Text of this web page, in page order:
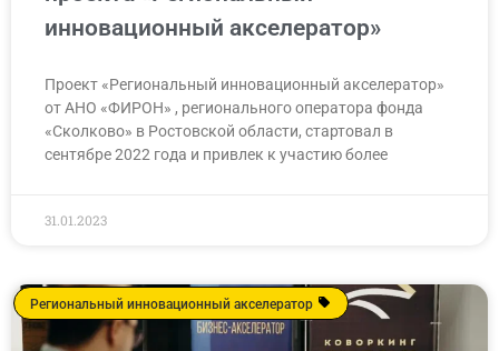
инновационный акселератор»
Проект «Региональный инновационный акселератор»
от АНО «ФИРОН» , регионального оператора фонда
«Сколково» в Ростовской области, стартовал в
сентябре 2022 года и привлек к участию более
31.01.2023
Региональный инновационный акселератор